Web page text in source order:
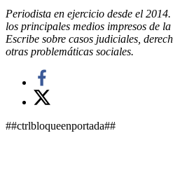
Periodista en ejercicio desde el
los principales medios impresos de
Escribe sobre casos judiciales,
otras problemáticas sociales.
##ctrlbloqueenportada##